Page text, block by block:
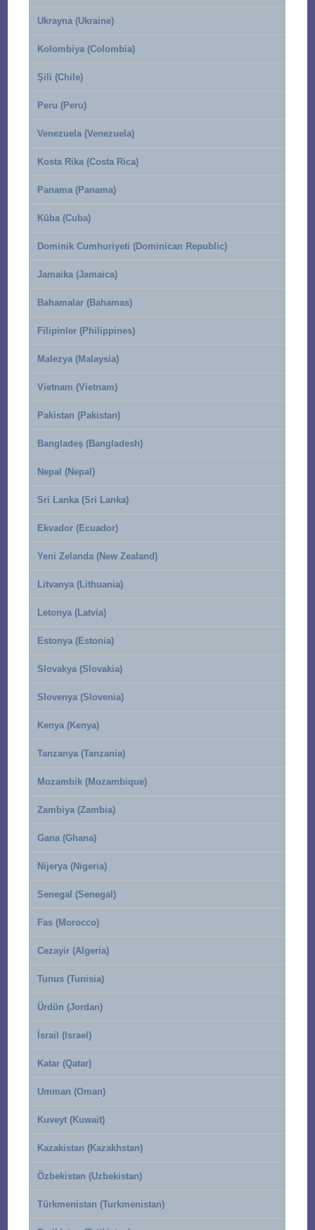
Ukrayna (Ukraine)
Kolombiya (Colombia)
Şili (Chile)
Peru (Peru)
Venezuela (Venezuela)
Kosta Rika (Costa Rica)
Panama (Panama)
Küba (Cuba)
Dominik Cumhuriyeti (Dominican Republic)
Jamaika (Jamaica)
Bahamalar (Bahamas)
Filipinler (Philippines)
Malezya (Malaysia)
Vietnam (Vietnam)
Pakistan (Pakistan)
Bangladeş (Bangladesh)
Nepal (Nepal)
Sri Lanka (Sri Lanka)
Ekvador (Ecuador)
Yeni Zelanda (New Zealand)
Litvanya (Lithuania)
Letonya (Latvia)
Estonya (Estonia)
Slovakya (Slovakia)
Slovenya (Slovenia)
Kenya (Kenya)
Tanzanya (Tanzania)
Mozambik (Mozambique)
Zambiya (Zambia)
Gana (Ghana)
Nijerya (Nigeria)
Senegal (Senegal)
Fas (Morocco)
Cezayir (Algeria)
Tunus (Tunisia)
Ürdün (Jordan)
İsrail (Israel)
Katar (Qatar)
Umman (Oman)
Kuveyt (Kuwait)
Kazakistan (Kazakhstan)
Özbekistan (Uzbekistan)
Türkmenistan (Turkmenistan)